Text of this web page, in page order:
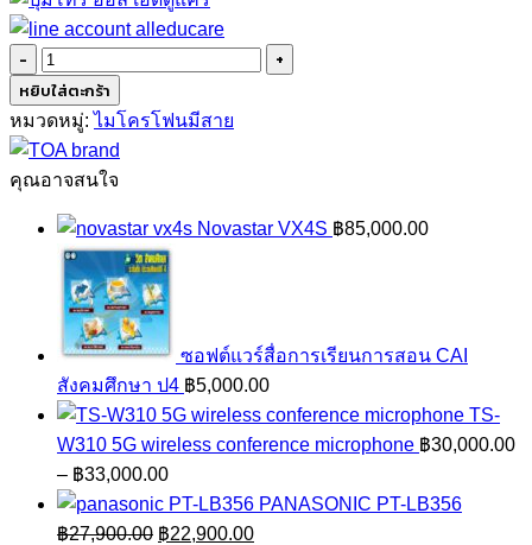
จำนวน
TOA
DM-
1500
ชิ้น
หยิบใส่ตะกร้า
หมวดหมู่:ไมโครโฟนมีสาย
คุณอาจสนใจ
Novastar VX4S ฿85,000.00
ซอฟต์แวร์สื่อการเรียนการสอน CAI
สังคมศึกษา ป4 ฿5,000.00
TS-
W310 5G wireless conference microphone ฿30,000.00
– ฿33,000.00Price
range:
฿30,000.00
PANASONIC PT-LB356
฿27,900.00 Original
฿22,900.00Current